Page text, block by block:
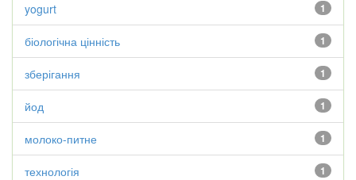
1
yogurt
1
біологічна цінність
1
зберігання
1
йод
1
молоко-питне
1
технологія